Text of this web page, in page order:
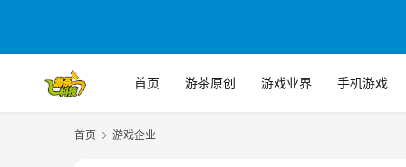
首页 游茶原创 游戏业界 手机游戏
首页 游戏企业